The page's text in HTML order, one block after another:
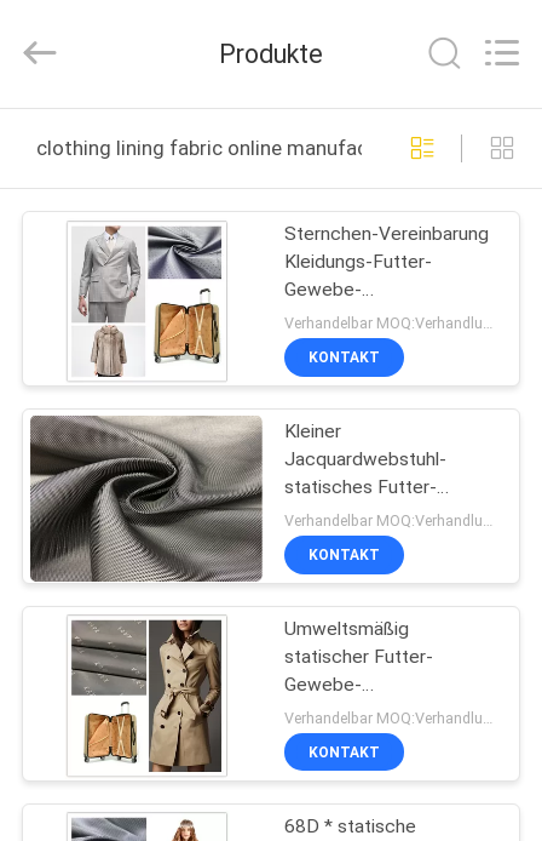
PRODUKTE
ÜBER
FABRIK-
AUSFLUG
QUALITÄTSKONTROLLE
TRETEN
VERBINDUNG
Textile
Co.,Ltd.
Reserved.
Produkte
clothing lining fabric online manufacture
Sternchen-Vereinbarung
Kleidungs-Futter-
Gewebe-
umweltfreundliches
glattes Handgefühl
Verhandelbar MOQ:Verhandlung
KONTAKT
Kleiner
Jacquardwebstuhl-
statisches Futter-
Antigewebe, Poly -
dickflüssiges
Mantel-/Handtaschen-
KONTAKT
Umweltsmäßig
statischer Futter-
Gewebe-
Antijacquardwebstuhl-
anti- Riss für
Kleid/Taschen
KONTAKT
68D * statische